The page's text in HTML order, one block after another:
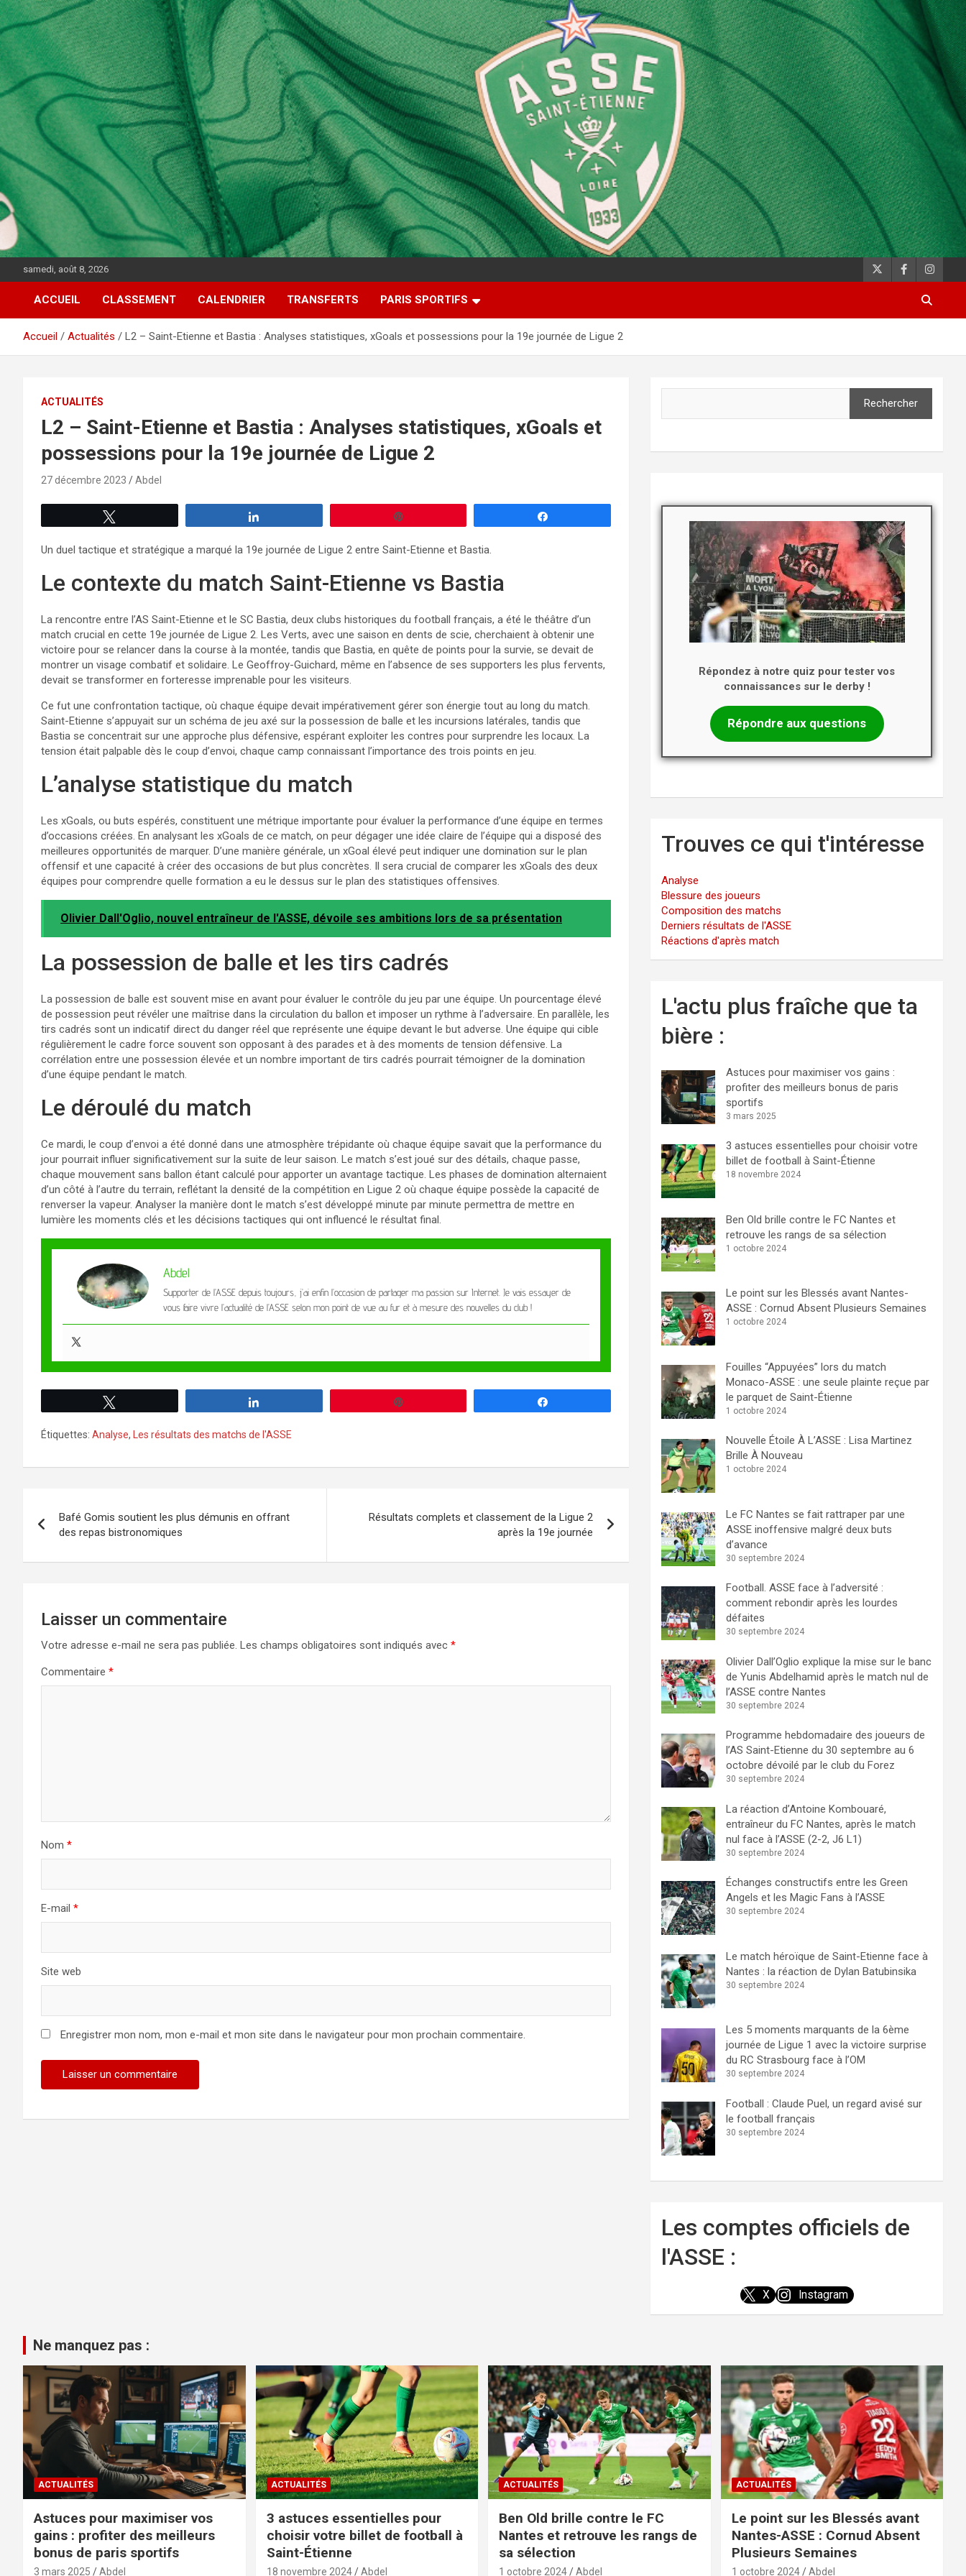
samedi, août 8, 2026
ACCUEIL CLASSEMENT CALENDRIER TRANSFERTS PARIS SPORTIFS
Accueil Actualités L2 – Saint-Etienne et Bastia : Analyses statistiques, xGoals et possessions pour la 19e journée de Ligue 2
ACTUALITÉS
L2 – Saint-Etienne et Bastia : Analyses statistiques, xGoals et
possessions pour la 19e journée de Ligue 2
27 décembre 2023 Abdel
Un duel tactique et stratégique a marqué la 19e journée de Ligue 2 entre Saint-Etienne et Bastia.
Le contexte du match Saint-Etienne vs Bastia
La rencontre entre l’AS Saint-Etienne et le SC Bastia, deux clubs historiques du football français, a été le théâtre d’un
match crucial en cette 19e journée de Ligue 2. Les Verts, avec une saison en dents de scie, cherchaient à obtenir une
victoire pour se relancer dans la course à la montée, tandis que Bastia, en quête de points pour la survie, se devait de
montrer un visage combatif et solidaire. Le Geoffroy-Guichard, même en l’absence de ses supporters les plus fervents,
devait se transformer en forteresse imprenable pour les visiteurs.
Ce fut une confrontation tactique, où chaque équipe devait impérativement gérer son énergie tout au long du match.
Saint-Etienne s’appuyait sur un schéma de jeu axé sur la possession de balle et les incursions latérales, tandis que
Bastia se concentrait sur une approche plus défensive, espérant exploiter les contres pour surprendre les locaux. La
tension était palpable dès le coup d’envoi, chaque camp connaissant l’importance des trois points en jeu.
L’analyse statistique du match
Les xGoals, ou buts espérés, constituent une métrique importante pour évaluer la performance d’une équipe en termes
d’occasions créées. En analysant les xGoals de ce match, on peur dégager une idée claire de l’équipe qui a disposé des
meilleures opportunités de marquer. D’une manière générale, un xGoal élevé peut indiquer une domination sur le plan
offensif et une capacité à créer des occasions de but plus concrètes. Il sera crucial de comparer les xGoals des deux
équipes pour comprendre quelle formation a eu le dessus sur le plan des statistiques offensives.
Olivier Dall'Oglio, nouvel entraîneur de l'ASSE, dévoile ses ambitions lors de sa présentation
La possession de balle et les tirs cadrés
La possession de balle est souvent mise en avant pour évaluer le contrôle du jeu par une équipe. Un pourcentage élevé
de possession peut révéler une maîtrise dans la circulation du ballon et imposer un rythme à l’adversaire. En parallèle, les
tirs cadrés sont un indicatif direct du danger réel que représente une équipe devant le but adverse. Une équipe qui cible
régulièrement le cadre force souvent son opposant à des parades et à des moments de tension défensive. La
corrélation entre une possession élevée et un nombre important de tirs cadrés pourrait témoigner de la domination
d’une équipe pendant le match.
Le déroulé du match
Ce mardi, le coup d’envoi a été donné dans une atmosphère trépidante où chaque équipe savait que la performance du
jour pourrait influer significativement sur la suite de leur saison. Le match s’est joué sur des détails, chaque passe,
chaque mouvement sans ballon étant calculé pour apporter un avantage tactique. Les phases de domination alternaient
d’un côté à l’autre du terrain, reflétant la densité de la compétition en Ligue 2 où chaque équipe possède la capacité de
renverser la vapeur. Analyser la manière dont le match s’est développé minute par minute permettra de mettre en
lumière les moments clés et les décisions tactiques qui ont influencé le résultat final.
Abdel
Supporter de l’ASSE depuis toujours, j’ai enfin l’occasion de partager ma passion sur Internet. Je vais essayer de
vous faire vivre l’actualité de l’ASSE selon mon point de vue au fur et à mesure des nouvelles du club !
Étiquettes: Analyse, Les résultats des matchs de l'ASSE
Bafé Gomis soutient les plus démunis en offrant
des repas bistronomiques
Résultats complets et classement de la Ligue 2
après la 19e journée
Laisser un commentaire
Votre adresse e-mail ne sera pas publiée. Les champs obligatoires sont indiqués avec *
Commentaire *
Nom *
E-mail *
Site web
Enregistrer mon nom, mon e-mail et mon site dans le navigateur pour mon prochain commentaire.
Rechercher
Répondez à notre quiz pour tester vos
connaissances sur le derby !
Répondre aux questions
Trouves ce qui t'intéresse
Analyse
Blessure des joueurs
Composition des matchs
Derniers résultats de l'ASSE
Réactions d'après match
L'actu plus fraîche que ta
bière :
Astuces pour maximiser vos gains :
profiter des meilleurs bonus de paris
sportifs
3 mars 2025
3 astuces essentielles pour choisir votre
billet de football à Saint-Étienne
18 novembre 2024
Ben Old brille contre le FC Nantes et
retrouve les rangs de sa sélection
1 octobre 2024
Le point sur les Blessés avant Nantes-
ASSE : Cornud Absent Plusieurs Semaines
1 octobre 2024
Fouilles “Appuyées” lors du match
Monaco-ASSE : une seule plainte reçue par
le parquet de Saint-Étienne
1 octobre 2024
Nouvelle Étoile À L’ASSE : Lisa Martinez
Brille À Nouveau
1 octobre 2024
Le FC Nantes se fait rattraper par une
ASSE inoffensive malgré deux buts
d’avance
30 septembre 2024
Football. ASSE face à l’adversité :
comment rebondir après les lourdes
défaites
30 septembre 2024
Olivier Dall’Oglio explique la mise sur le banc
de Yunis Abdelhamid après le match nul de
l’ASSE contre Nantes
30 septembre 2024
Programme hebdomadaire des joueurs de
l’AS Saint-Etienne du 30 septembre au 6
octobre dévoilé par le club du Forez
30 septembre 2024
La réaction d’Antoine Kombouaré,
entraîneur du FC Nantes, après le match
nul face à l’ASSE (2-2, J6 L1)
30 septembre 2024
Échanges constructifs entre les Green
Angels et les Magic Fans à l’ASSE
30 septembre 2024
Le match héroïque de Saint-Etienne face à
Nantes : la réaction de Dylan Batubinsika
30 septembre 2024
Les 5 moments marquants de la 6ème
journée de Ligue 1 avec la victoire surprise
du RC Strasbourg face à l’OM
30 septembre 2024
Football : Claude Puel, un regard avisé sur
le football français
30 septembre 2024
Les comptes officiels de
l'ASSE :
X Instagram
Ne manquez pas :
ACTUALITÉS
Astuces pour maximiser vos
gains : profiter des meilleurs
bonus de paris sportifs
3 mars 2025 Abdel
ACTUALITÉS
3 astuces essentielles pour
choisir votre billet de football à
Saint-Étienne
18 novembre 2024 Abdel
ACTUALITÉS
Ben Old brille contre le FC
Nantes et retrouve les rangs de
sa sélection
1 octobre 2024 Abdel
ACTUALITÉS
Le point sur les Blessés avant
Nantes-ASSE : Cornud Absent
Plusieurs Semaines
1 octobre 2024 Abdel